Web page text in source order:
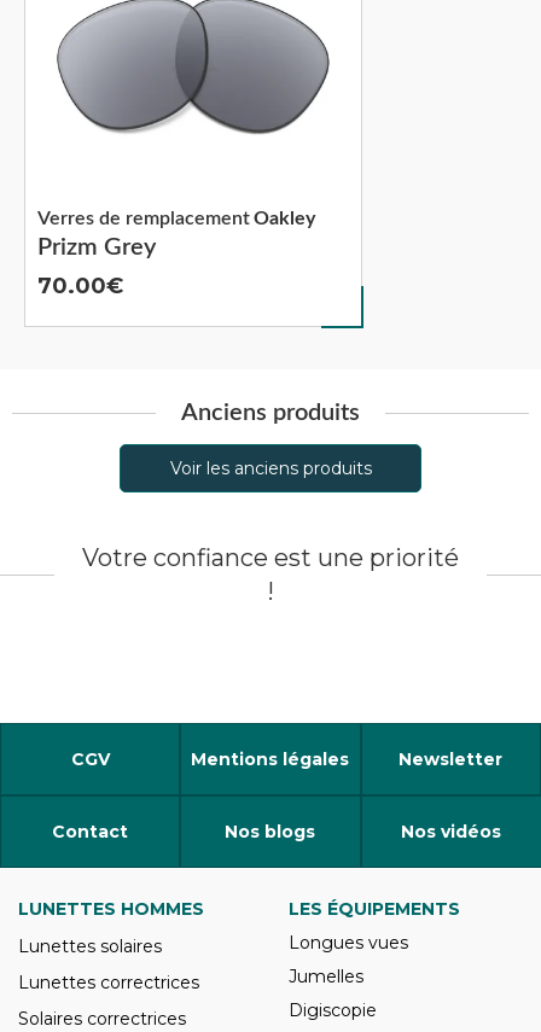
Prizm Grey
Verres de remplacementOakley
70.00
Anciens produits
Voir les anciens produits
Votre confiance est une priorité
!
CGV Mentions légales Newsletter
Contact Nos blogs Nos vidéos
LUNETTES HOMMES
Lunettes solaires
Lunettes correctrices
Solaires correctrices
LES ÉQUIPEMENTS
Longues vues
Jumelles
Digiscopie